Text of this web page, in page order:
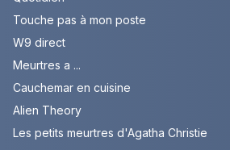
Touche pas à mon poste
W9 direct
Meurtres a ...
Cauchemar en cuisine
Alien Theory
Les petits meurtres d'Agatha Christie